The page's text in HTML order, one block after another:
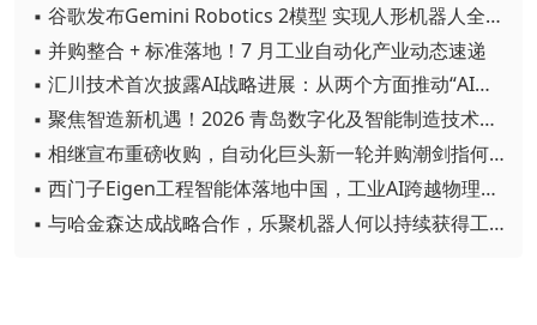
▪ 谷歌发布Gemini Robotics 2模型 实现人形机器人全身智能控制突破
▪ 并购整合 + 标准落地！7 月工业自动化产业动态速递
▪ 汇川技术首次披露AI战略进展：从两个方面推动“AI业务化”落地
▪ 聚焦智造新机遇！2026 青岛数字化及智能制造技术论坛圆满落幕
▪ 相继宣布重磅收购，自动化巨头新一轮并购潮剑指何方？
▪ 西门子Eigen工程智能体落地中国，工业AI跨越物理世界“确定性”拐点
▪ 与哈金森达成战略合作，乐聚机器人何以持续获得工业巨头青睐？